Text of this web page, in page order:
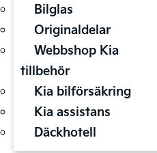
Bilglas
Originaldelar
Webbshop Kia
tillbehör
Kia bilförsäkring
Kia assistans
Däckhotell